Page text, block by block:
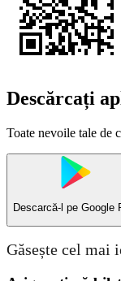
Descărcați
Toate nevoile tale de
Descarcă-l pe Google
Găsește cel mai